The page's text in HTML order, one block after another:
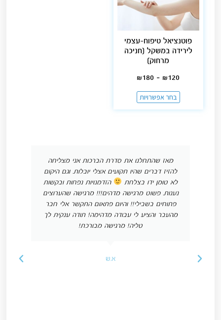
פוטנציאל טיפוח-עצמי
לירידה במשקל [חניכה
מרחוק]
₪120
–
₪180
בחר אפשרויות
מאז שהתחלנו את סדרת הברכות אני מצליחה
להזיז דברים שהיו תקועים אצלי יובלות. וגם היקום
לא טומן ידו בצלחת
הזדמנויות נפחות ובקשות
נענות. פשוט מרגישה מדהים!!! מרגישה שהערוצים
פתוחים בשבילי!! והיום פתאום התקשר אלי חבר
מהעבר והציע לי עבודה מדהימה! תודה ענקית לך
טליה! מרגישה מבורכת!
א.ש